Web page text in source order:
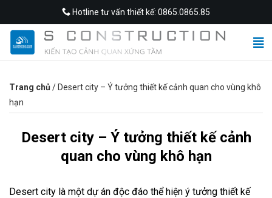
to
content
Hotline tư vấn thiết kế: 0865.0865.85
Trang chủ / Desert city – Ý tưởng thiết kế cảnh quan cho vùng khô
hạn
Desert city – Ý tưởng thiết kế cảnh
quan cho vùng khô hạn
Desert city là một dự án độc đáo thể hiện ý tưởng thiết kế